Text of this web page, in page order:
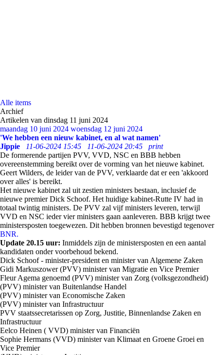
Alle items
Archief
Artikelen van dinsdag 11 juni 2024
maandag 10 juni 2024 woensdag 12 juni 2024
'We hebben een nieuw kabinet, en al wat namen'
Jippie
11-06-2024 15:45 11-06-2024 20:45
print
De formerende partijen PVV, VVD, NSC en BBB hebben
overeenstemming bereikt over de vorming van het nieuwe kabinet.
Geert Wilders, de leider van de PVV, verklaarde dat er een 'akkoord
over alles' is bereikt.
Het nieuwe kabinet zal uit zestien ministers bestaan, inclusief de
nieuwe premier Dick Schoof. Het huidige kabinet-Rutte IV had in
totaal twintig ministers. De PVV zal vijf ministers leveren, terwijl
VVD en NSC ieder vier ministers gaan aanleveren. BBB krijgt twee
ministersposten toegewezen. Dit hebben bronnen bevestigd tegenover
BNR.
Update 20.15 uur: Inmiddels zijn de ministersposten en een aantal
kandidaten onder voorbehoud bekend.
Dick Schoof - minister-president en minister van Algemene Zaken
Gidi Markuszower (PVV) minister van Migratie en Vice Premier
Fleur Agema genoemd (PVV) minister van Zorg (volksgezondheid)
(PVV) minister van Buitenlandse Handel
(PVV) minister van Economische Zaken
(PVV) minister van Infrastructuur
PVV staatssecretarissen op Zorg, Justitie, Binnenlandse Zaken en
Infrastructuur
Eelco Heinen ( VVD) minister van Financiën
Sophie Hermans (VVD) minister van Klimaat en Groene Groei en
Vice Premier